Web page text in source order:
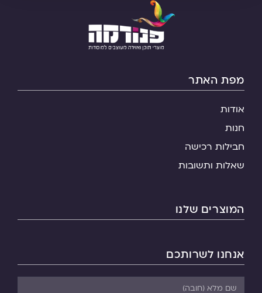
מפת האתר
אודות
חנות
חבילות רכישה
שאלות ותשובות
המוצרים שלנו
אנחנו לשרותכם